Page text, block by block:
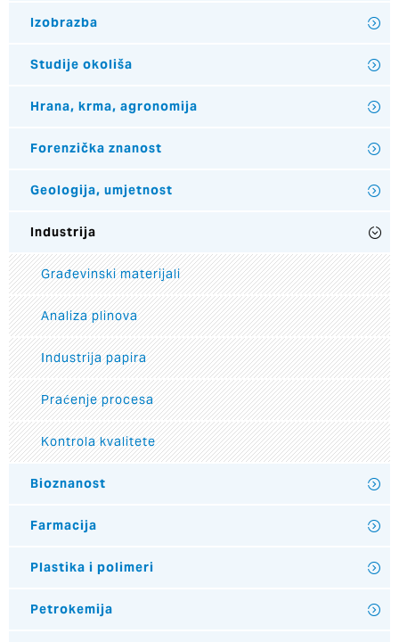
Izobrazba
Studije okoliša
Hrana, krma, agronomija
Forenzička znanost
Geologija, umjetnost
Industrija
Građevinski materijali
Analiza plinova
Industrija papira
Praćenje procesa
Kontrola kvalitete
Bioznanost
Farmacija
Plastika i polimeri
Petrokemija